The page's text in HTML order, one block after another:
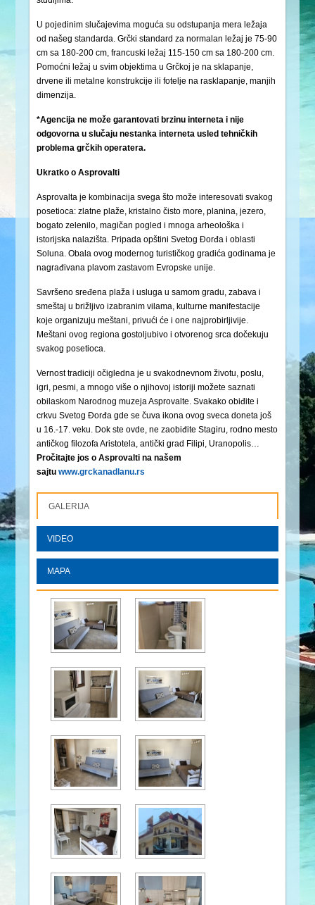
U pojedinim slučajevima moguća su odstupanja mera ležaja
od našeg standarda. Grčki standard za normalan ležaj je 75-90
cm sa 180-200 cm, francuski ležaj 115-150 cm sa 180-200 cm.
Pomoćni ležaj u svim objektima u Grčkoj je na sklapanje,
drvene ili metalne konstrukcije ili fotelje na rasklapanje, manjih
dimenzija.
*Agencija ne može garantovati brzinu interneta i nije
odgovorna u slučaju nestanka interneta usled tehničkih
problema grčkih operatera.
Ukratko o Asprovalti
Asprovalta je kombinacija svega što može interesovati svakog
posetioca: zlatne plaže, kristalno čisto more, planina, jezero,
bogato zelenilo, magičan pogled i mnoga arheološka i
istorijska nalazišta. Pripada opštini Svetog Đorđa i oblasti
Soluna. Obala ovog modernog turističkog gradića godinama je
nagrađivana plavom zastavom Evropske unije.
Savršeno sređena plaža i usluga u samom gradu, zabava i
smeštaj u brižljivo izabranim vilama, kulturne manifestacije
koje organizuju meštani, privući će i one najprobirljivije.
Meštani ovog regiona gostoljubivo i otvorenog srca dočekuju
svakog posetioca.
Vernost tradiciji očigledna je u svakodnevnom životu, poslu,
igri, pesmi, a mnogo više o njihovoj istoriji možete saznati
obilaskom Narodnog muzeja Asprovalte. Svakako obiđite i
crkvu Svetog Đorđa gde se čuva ikona ovog sveca doneta još
u 16.-17. veku. Dok ste ovde, ne zaobiđite Stagiru, rodno mesto
antičkog filozofa Aristotela, antički grad Filipi, Uranopolis…
Pročitajte jos o Asprovalti na našem
sajtuwww.grckanadlanu.rs
GALERIJA
VIDEO
MAPA